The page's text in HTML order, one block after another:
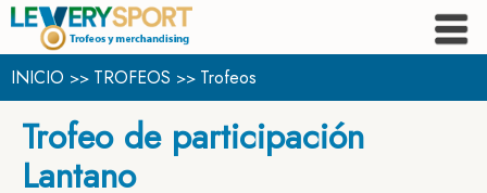
INICIO >> TROFEOS >> Trofeos
Trofeo de participación
Lantano